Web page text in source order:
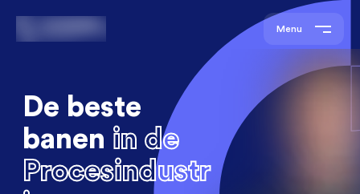
Menu
De beste
banen in de
Procesindustr